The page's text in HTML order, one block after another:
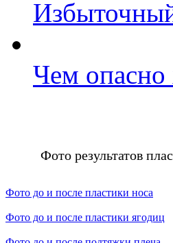
Чем опасно
Фото результатов
Фото до и после пластики носа
Фото до и после пластики ягодиц